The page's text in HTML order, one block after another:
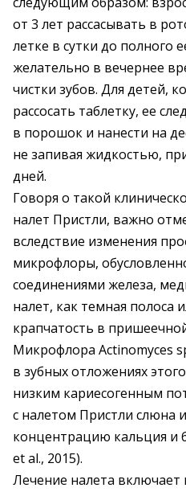
от 3 лет рассасывать в
летке в сутки до полного
желательно в вечернее
чистки зубов. Для детей,
рассосать таблетку, ее
в порошок и нанести на
не запивая жидкостью,
дней.
Говоря о такой
налет Пристли, важно
вследствие изменения
микрофлоры,
соединениями железа,
налет, как темная полоса
крапчатость в
Микрофлора Аctinomyces
в зубных отложениях
низким кариесогенным
с налетом Пристли слюна
концентрацию кальция и
et al., 2015).
Лечение налета включает